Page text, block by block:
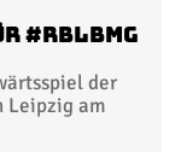
der
Leipzig am